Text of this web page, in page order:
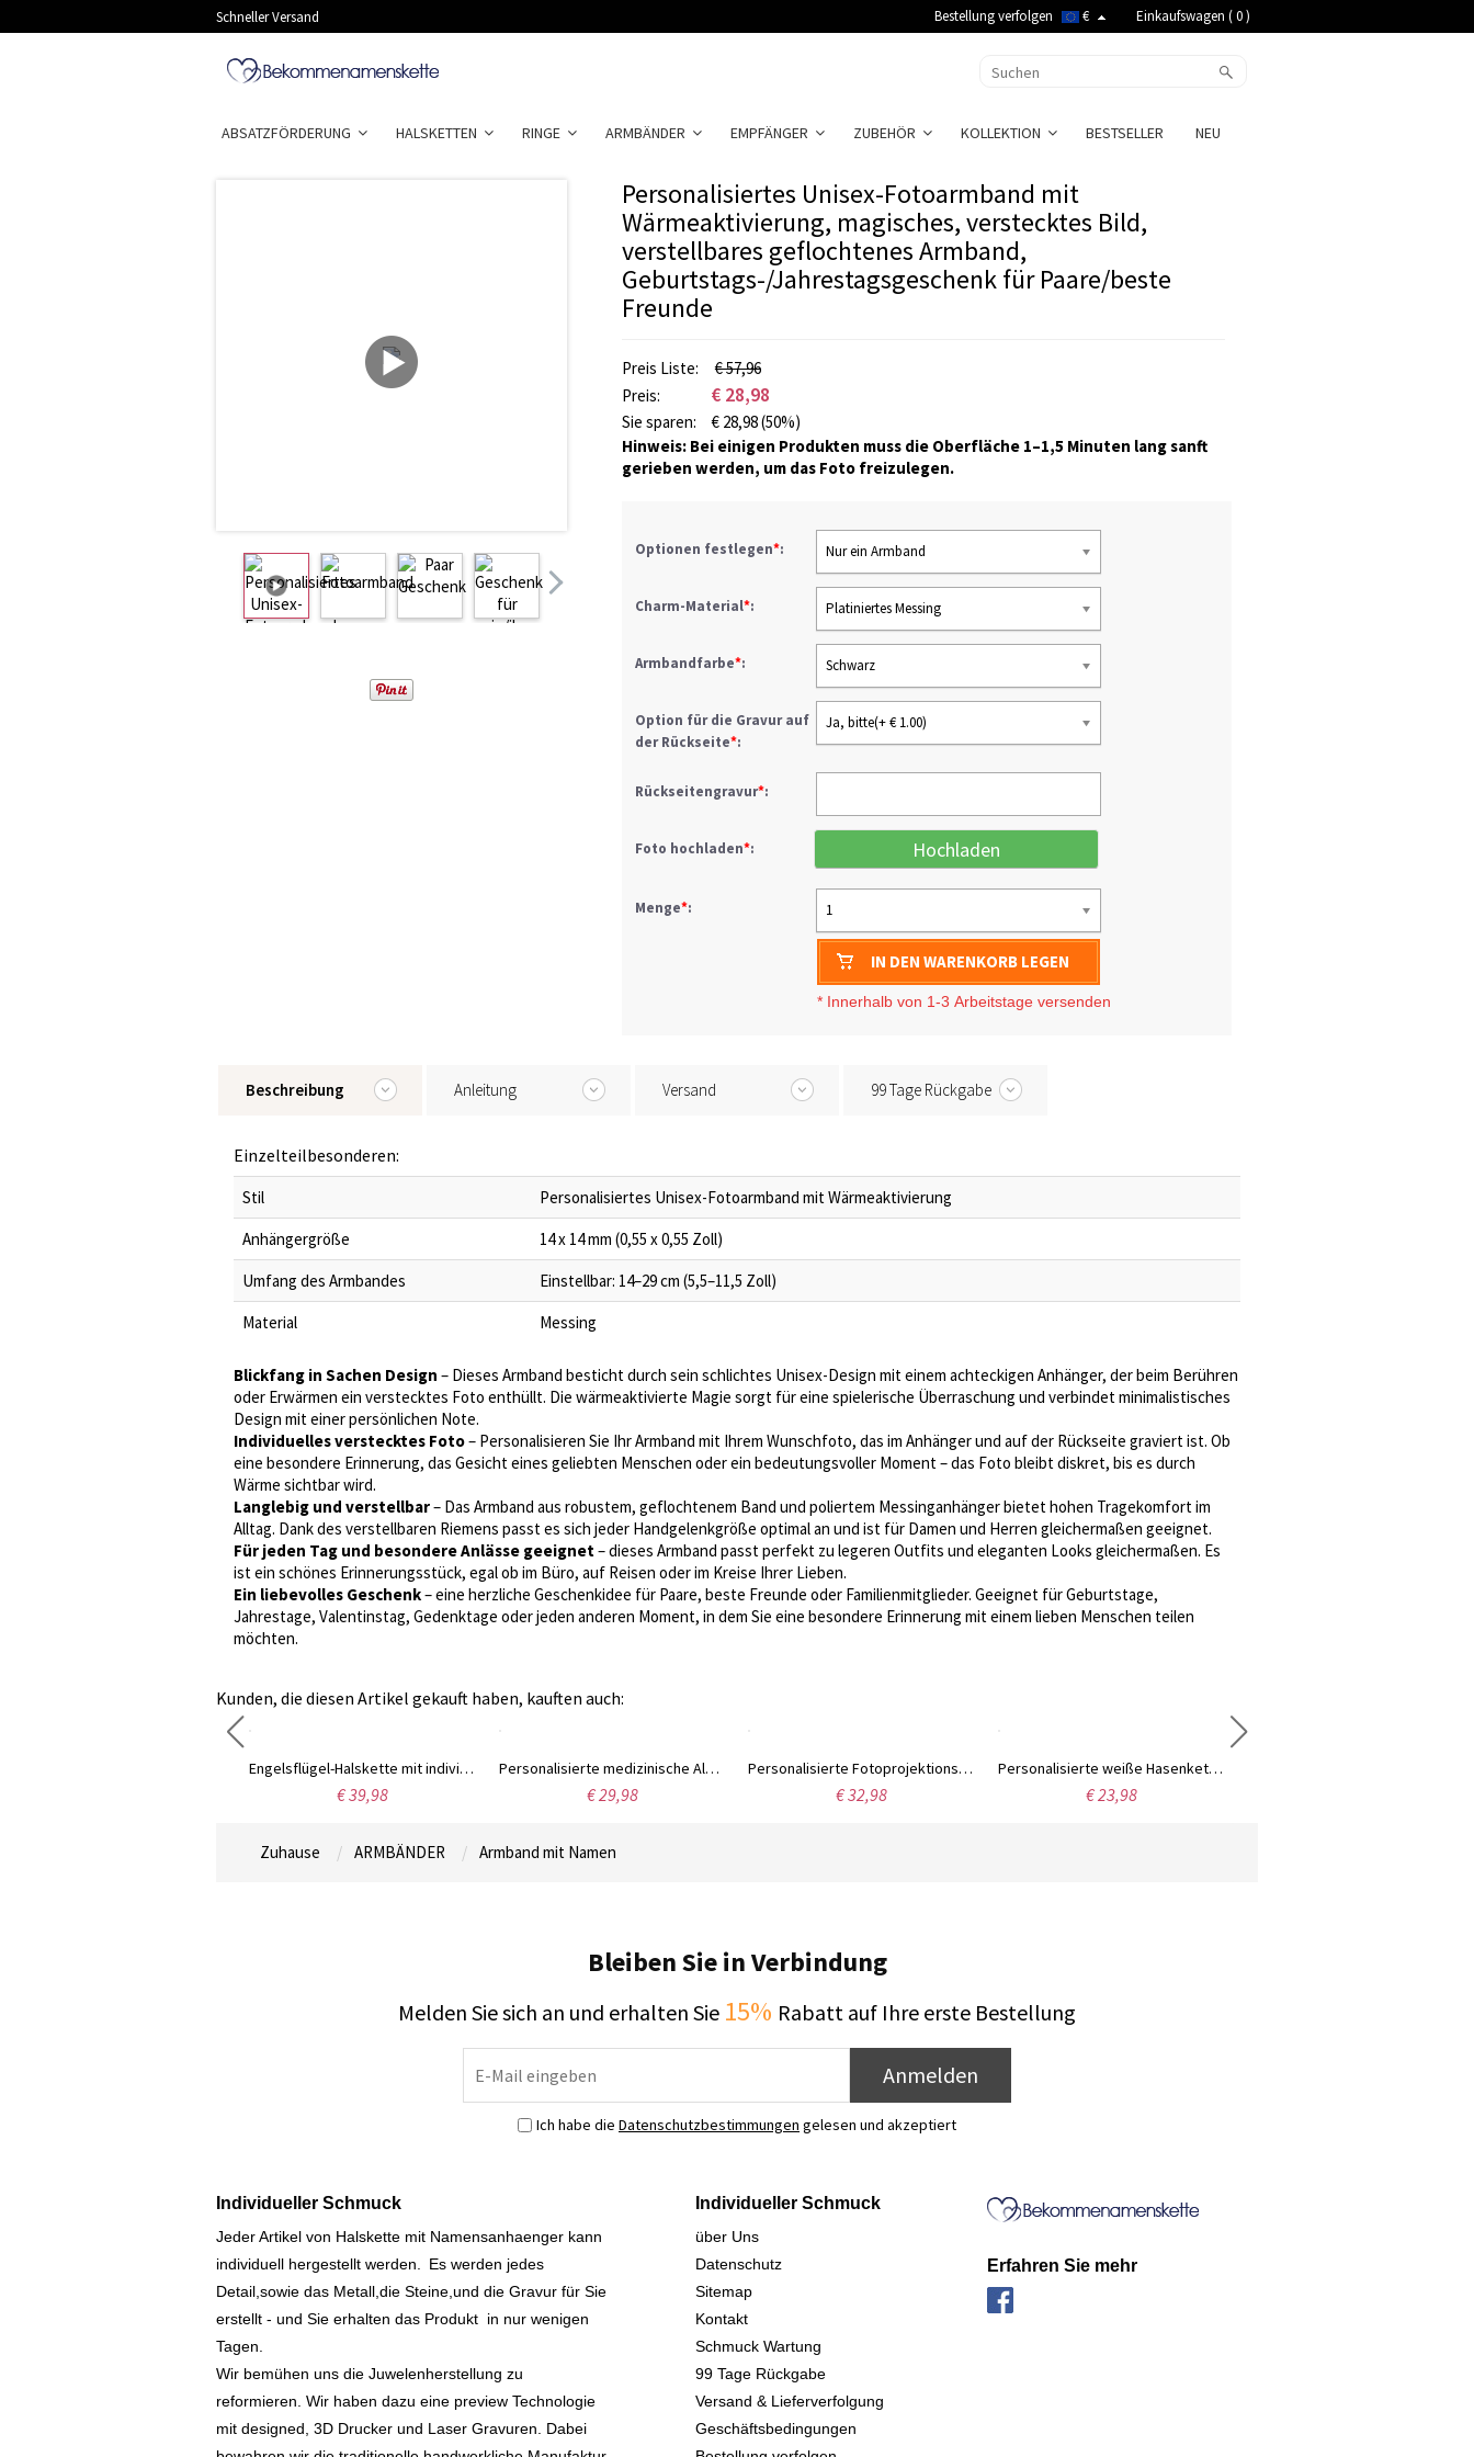
Schneller Versand Bestellung verfolgen € Einkaufswagen (0)
ABSATZFÖRDERUNG HALSKETTEN RINGE ARMBÄNDER EMPFÄNGER ZUBEHÖR KOLLEKTION BESTSELLER NEU
Personalisiertes Unisex-Fotoarmband mit
Wärmeaktivierung, magisches, verstecktes Bild,
verstellbares geflochtenes Armband,
Geburtstags-/Jahrestagsgeschenk für Paare/beste
Freunde
Preis Liste:
€ 57,96
Preis:
€ 28,98
Sie sparen: € 28,98(50%)
Hinweis: Bei einigen Produkten muss die Oberfläche 1–1,5 Minuten lang sanft
gerieben werden, um das Foto freizulegen.
Optionen festlegen*: Nur ein Armband
Charm-Material*: Platiniertes Messing
Armbandfarbe*: Schwarz
Option für die Gravur auf
der Rückseite*:
Ja, bitte(+ € 1.00)
Rückseitengravur*:
Foto hochladen*: Hochladen
Menge*: 1
IN DEN WARENKORB LEGEN
* Innerhalb von 1-3 Arbeitstage versenden
Beschreibung Anleitung Versand 99 Tage Rückgabe
Einzelteilbesonderen:
Stil
Personalisiertes Unisex-Fotoarmband mit Wärmeaktivierung
Anhängergröße
14 x 14 mm (0,55 x 0,55 Zoll)
Umfang des Armbandes
Einstellbar: 14–29 cm (5,5–11,5 Zoll)
Material
Messing
Blickfang in Sachen Design – Dieses Armband besticht durch sein schlichtes Unisex-Design mit einem achteckigen Anhänger, der beim Berühren
oder Erwärmen ein verstecktes Foto enthüllt. Die wärmeaktivierte Magie sorgt für eine spielerische Überraschung und verbindet minimalistisches
Design mit einer persönlichen Note.
Individuelles verstecktes Foto– Personalisieren Sie Ihr Armband mit Ihrem Wunschfoto, das im Anhänger und auf der Rückseite graviert ist. Ob
eine besondere Erinnerung, das Gesicht eines geliebten Menschen oder ein bedeutungsvoller Moment – das Foto bleibt diskret, bis es durch
Wärme sichtbar wird.
Langlebig und verstellbar– Das Armband aus robustem, geflochtenem Band und poliertem Messinganhänger bietet hohen Tragekomfort im
Alltag. Dank des verstellbaren Riemens passt es sich jeder Handgelenkgröße optimal an und ist für Damen und Herren gleichermaßen geeignet.
Für jeden Tag und besondere Anlässe geeignet– dieses Armband passt perfekt zu legeren Outfits und eleganten Looks gleichermaßen. Es
ist ein schönes Erinnerungsstück, egal ob im Büro, auf Reisen oder im Kreise Ihrer Lieben.
Ein liebevolles Geschenk– eine herzliche Geschenkidee für Paare, beste Freunde oder Familienmitglieder. Geeignet für Geburtstage,
Jahrestage, Valentinstag, Gedenktage oder jeden anderen Moment, in dem Sie eine besondere Erinnerung mit einem lieben Menschen teilen
möchten.
Kunden, die diesen Artikel gekauft haben, kauften auch:
Engelsflügel-Halskette mit individuellem Foto, Herz-Bild-Anhänger-Halskette, personalisierte Engelsflügel-Gedenkschmuck-Geschenke für Mama/Oma/Sie
€ 39,98
Personalisierte medizinische Alarmkette, gravierter medizinischer ID-Tag Notfallanhänger, Allergie-Diabetes-Epilepsie-Info-Anhänger, Geschenk für Familie/Großeltern
€ 29,98
Personalisierte Fotoprojektionskette mit Initialen-Anhänger, Gedenkkette „Ich liebe dich in 100 Sprachen“, Geburtstags-/Valentinstagsgeschenk für Sie/ein Paar
€ 32,98
Personalisierte weiße Hasenkette mit Initialen-Anhänger, Perlmutt-Hasenkette, Glückshasen-Schmuck, Ostergeschenk für Frauen/Mädchen/Tierliebhaber
€ 23,98
Zuhause ARMBÄNDER Armband mit Namen
Bleiben Sie in Verbindung
Melden Sie sich an und erhalten Sie 15% Rabatt auf Ihre erste Bestellung
Anmelden
Ich habe die Datenschutzbestimmungen gelesen und akzeptiert
Individueller Schmuck
Jeder Artikel von Halskette mit Namensanhaenger kann
individuell hergestellt werden.
Es werden jedes
Detail,sowie das Metall,die Steine,und die Gravur für Sie
erstellt - und Sie erhalten das Produkt in nur wenigen
Tagen.
Wir bemühen uns die Juwelenherstellung zu
reformieren. Wir haben dazu eine preview Technologie
mit designed, 3D Drucker und Laser Gravuren. Dabei
Individueller Schmuck
über Uns
Datenschutz
Sitemap
Kontakt
Schmuck Wartung
99 Tage Rückgabe
Versand & Lieferverfolgung
Geschäftsbedingungen
Erfahren Sie mehr